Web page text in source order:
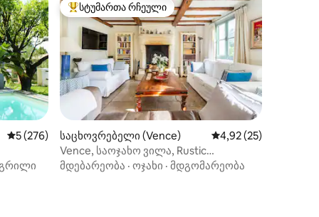
საშუალო შეფასებაა 5‑დან 5, 276 მიმოხილვა
5 (276)
სტუმართა რჩეული მოწინავე ვარიანტი
სტუმართა რჩეული
საცხოვრებელი (Vence) საშუალო შეფასებაა
4,92 (25)
Vence, საოჯახო ვილა, Rustic
Converted Farmhouse სტილი
მდებარეობა · ოჯახი · მდგომარეობა